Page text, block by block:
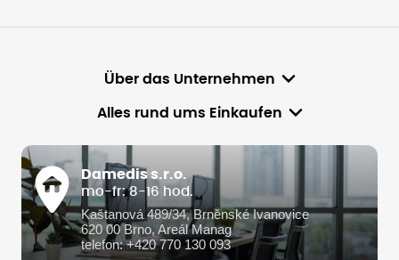
Über das Unternehmen
Alles rund ums Einkaufen
Damedis s.r.o.
mo-fr: 8-16 hod.
Kaštanová 489/34, Brněnské Ivanovice
620 00 Brno, Areál Manag
telefon: +420 770 130 093